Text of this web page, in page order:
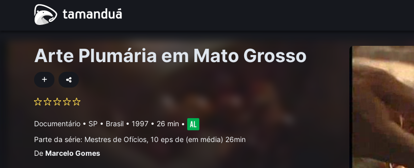
Arte Plumária em Mato Grosso
Documentário • SP • Brasil • 1997 • 26 min •
Parte da série: Mestres de Ofícios, 10 eps de (em média) 26min
DeMarcelo Gomes